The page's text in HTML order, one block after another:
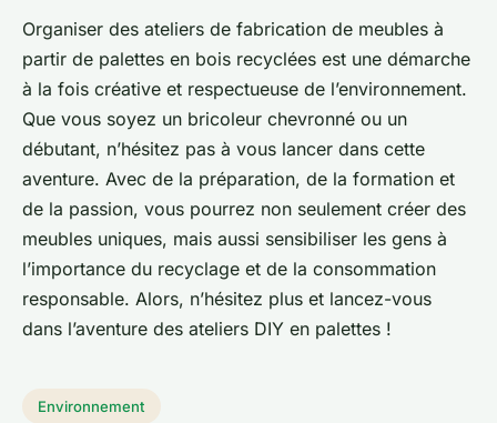
Organiser des ateliers de fabrication de meubles à
partir de palettes en bois recyclées est une démarche
à la fois créative et respectueuse de l’environnement.
Que vous soyez un bricoleur chevronné ou un
débutant, n’hésitez pas à vous lancer dans cette
aventure. Avec de la préparation, de la formation et
de la passion, vous pourrez non seulement créer des
meubles uniques, mais aussi sensibiliser les gens à
l’importance du recyclage et de la consommation
responsable. Alors, n’hésitez plus et lancez-vous
dans l’aventure des ateliers DIY en palettes !
Environnement